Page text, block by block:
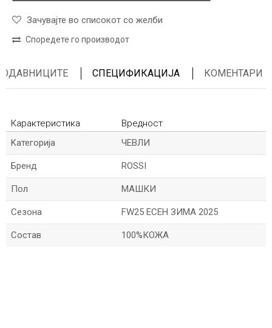
Зачувајте во списокот со желби
Споредете го производот
СПЕЦИФИКАЦИЈА КОМЕНТАРИ
Карактеристика
Вредност
Kатегорија
ЧЕВЛИ
Бренд ROSSI
Пол МАШКИ
Сезона FW25 ЕСЕН ЗИМА 2025
Состав 100%КОЖА